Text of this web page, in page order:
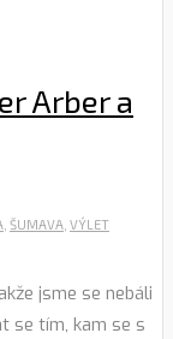
Arber a
ŠUMAVA VÝLET
jsme se nebáli
se tím, kam se s